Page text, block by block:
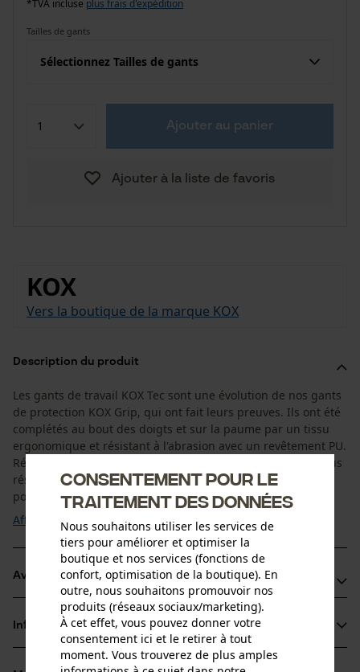
*TVA incluse plus frais d'expédition
Tailles de gants
Sélectionnez Tailles de gants
Ajouter au panier
Ajouter à la liste de favoris
KOX
Vers la boutique de la marque KOX
Description du produit
Les gants de travail KOX Tec sont une évolution de nos gants
de protection KOX Grip, qui ont fait leurs preuves. Ils ont été
complétés au bout des doigts et sur la paume par un tissu
ergonomique et résistant à l'abrasion avec un revêtement PU.
Résultat : les zones fortement sollicitées sont nettement plus
résistantes ! De plus, la coupe anatomique ainsi que le
polyester ...
Afficher plus
Avantages du produit
Gants de jardin avec une très bonne prise en main
Durabilité accrue grâce à des garnitures robustes
Bande très élastique avec fermeture velcro solide pour un
Informations sur le produit
Consentement pour le
traitement des données
Nous souhaitons utiliser les services de
tiers pour améliorer et optimiser la
boutique et nos services (fonctions de
confort, optimisation de la boutique). En
outre, nous souhaitons promouvoir nos
produits (réseaux sociaux/marketing).
À cet effet, vous pouvez donner votre
consentement ici et le retirer à tout
moment. Vous trouverez de plus amples